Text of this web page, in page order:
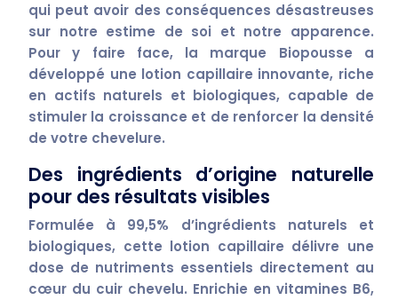
qui peut avoir des conséquences désastreuses
sur notre estime de soi et notre apparence.
Pour y faire face, la marque Biopousse a
développé une lotion capillaire innovante, riche
en actifs naturels et biologiques, capable de
stimuler la croissance et de renforcer la densité
de votre chevelure.
Des ingrédients d’origine naturelle
pour des résultats visibles
Formulée à 99,5% d’ingrédients naturels et
biologiques, cette lotion capillaire délivre une
dose de nutriments essentiels directement au
cœur du cuir chevelu. Enrichie en vitamines B6,